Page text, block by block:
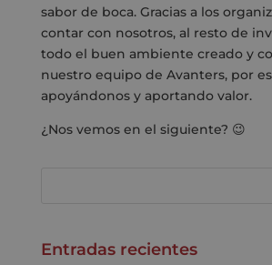
sabor de boca. Gracias a los
contar con nosotros, al resto de
todo el buen ambiente creado y
nuestro equipo de Avanters, por
apoyándonos y aportando valor.
¿Nos vemos en el siguiente? 😉
Entradas recientes